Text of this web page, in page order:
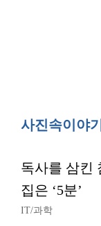
사진속이야기
독사를 삼킨
집은 ‘5분’
IT/과학